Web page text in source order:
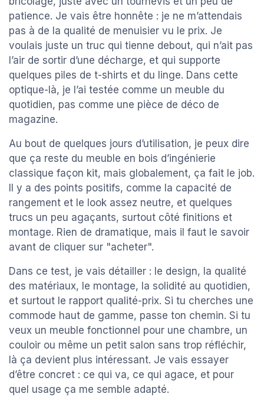
patience. Je vais être honnête : je ne m’attendais
pas à de la qualité de menuisier vu le prix. Je
voulais juste un truc qui tienne debout, qui n’ait pas
l’air de sortir d’une décharge, et qui supporte
quelques piles de t-shirts et du linge. Dans cette
optique-là, je l’ai testée comme un meuble du
quotidien, pas comme une pièce de déco de
magazine.
Au bout de quelques jours d’utilisation, je peux dire
que ça reste du meuble en bois d’ingénierie
classique façon kit, mais globalement, ça fait le job.
Il y a des points positifs, comme la capacité de
rangement et le look assez neutre, et quelques
trucs un peu agaçants, surtout côté finitions et
montage. Rien de dramatique, mais il faut le savoir
avant de cliquer sur "acheter".
Dans ce test, je vais détailler : le design, la qualité
des matériaux, le montage, la solidité au quotidien,
et surtout le rapport qualité-prix. Si tu cherches une
commode haut de gamme, passe ton chemin. Si tu
veux un meuble fonctionnel pour une chambre, un
couloir ou même un petit salon sans trop réfléchir,
là ça devient plus intéressant. Je vais essayer
d’être concret : ce qui va, ce qui agace, et pour
quel usage ça me semble adapté.